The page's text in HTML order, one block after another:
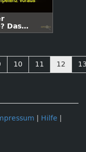
Das
10 11 12
Hilfe